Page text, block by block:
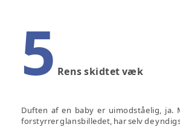
5 Rens skidtet væk
Duften af en baby er uimodståelig,
forstyrrer glansbilledet, har selv de